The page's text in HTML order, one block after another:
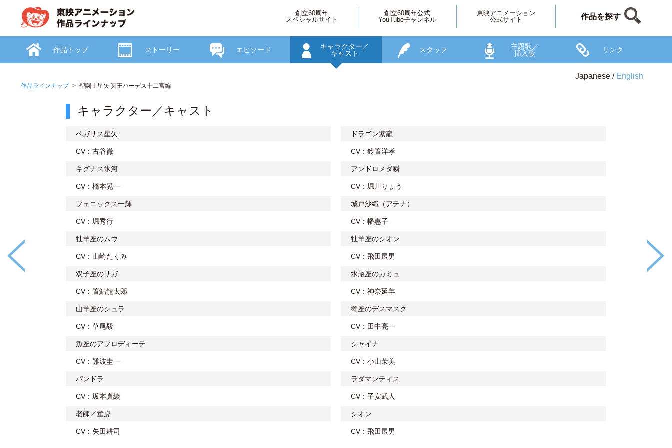
Japanese English
作品ラインナップ 聖闘士星矢 冥王ハーデス十二宮編
キャラクター／キャスト
ペガサス星矢
CV：古谷徹
ドラゴン紫龍
CV：鈴置洋孝
キグナス氷河
CV：橋本晃一
アンドロメダ瞬
CV：堀川りょう
フェニックス一輝
CV：堀秀行
城戸沙織（アテナ）
CV：幡惠子
牡羊座のムウ
CV：山崎たくみ
牡羊座のシオン
CV：飛田展男
双子座のサガ
CV：置鮎龍太郎
水瓶座のカミュ
CV：神奈延年
山羊座のシュラ
CV：草尾毅
蟹座のデスマスク
CV：田中亮一
魚座のアフロディーテ
CV：難波圭一
シャイナ
CV：小山茉美
パンドラ
CV：坂本真綾
ラダマンティス
CV：子安武人
老師／童虎
CV：矢田耕司
シオン
CV：飛田展男
創立60周年
スペシャルサイト
創立60周年公式
YouTubeチャンネル
東映アニメーション
公式サイト
作品を探す
キャラクター／
キャスト
スタッフ
主題歌／
挿入歌
リンク
作品トップ ストーリー エピソード